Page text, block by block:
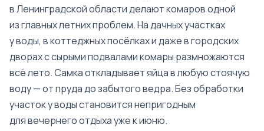
в Ленинградской области делают комаров одной
из главных летних проблем. На дачных участках
у воды, в коттеджных посёлках и даже в городских
дворах с сырыми подвалами комары размножаются
всё лето. Самка откладывает яйца в любую стоячую
воду — от пруда до забытого ведра. Без обработки
участок у воды становится непригодным
для вечернего отдыха уже к июню.